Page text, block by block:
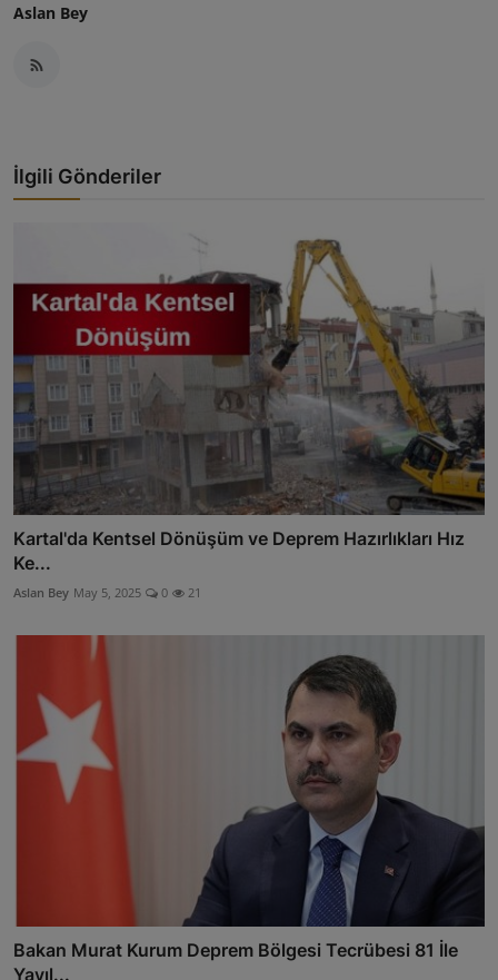
Aslan Bey
İlgili Gönderiler
Kartal'da Kentsel Dönüşüm ve Deprem Hazırlıkları Hız
Ke...
Aslan Bey May 5, 2025 0 21
Bakan Murat Kurum Deprem Bölgesi Tecrübesi 81 İle
Yayıl...